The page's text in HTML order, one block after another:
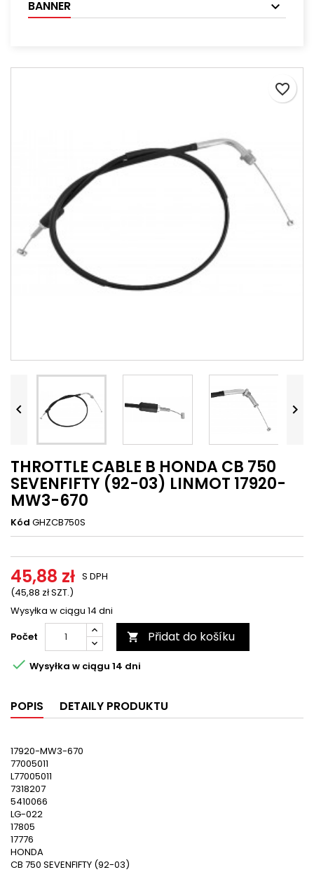
BANNER
favorite_border
 
 
THROTTLE CABLE B HONDA CB 750
SEVENFIFTY (92-03) LINMOT 17920-
MW3-670
Kód GHZCB750S
45,88 zł
(45,88 zł SZT.)
S DPH
Wysyłka w ciągu 14 dni
Počet
 Přidat do košíku
 Wysyłka w ciągu 14 dni
POPIS DETAILY PRODUKTU
17920-MW3-670
77005011
L77005011
7318207
5410066
LG-022
17805
17776
HONDA
CB 750 SEVENFIFTY (92-03)